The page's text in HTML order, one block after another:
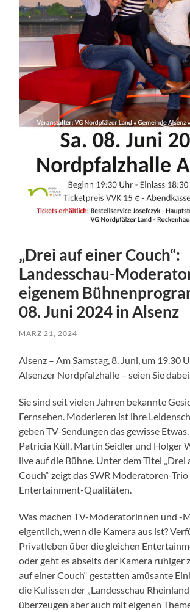
„Drei auf einer Couch“:
Landesschau-
eigenem
08. Juni 2024 in Alsenz
MÄRZ 21, 2024
Alsenz – Am Samstag, 8. Juni, um 19.30
Alsenzer Nordpfalzhalle – seien Sie
Sie sind seit vielen Jahren bekannte
Fernsehen. Moderieren ist ihre
geben TV-Sendungen das gewisse
Patricia Küll, Martin Seidler und Holger
live auf die Bühne. Unter dem Titel „Drei
Couch“ zeigt das SWR Moderatoren-Trio
Entertainment-Qualitäten.
Was machen TV-Moderatorinnen und -
eigentlich, wenn die Kamera aus ist?
Privatleben über die gleichen
oder geht es abseits der Kamera ruhiger
auf einer Couch“ gestatten amüsante
die Kulissen der „Landesschau
überzeugen aber auch mit eigenen